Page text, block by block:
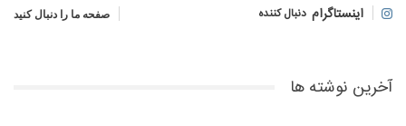
اینستاگرام دنبال کننده صفحه ما را دنبال کنید
آخرین نوشته ها